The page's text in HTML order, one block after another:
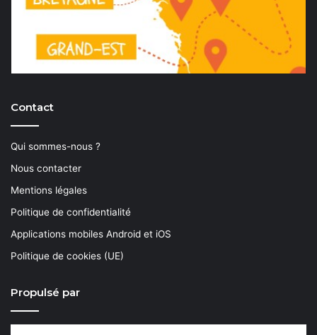
Contact
Qui sommes-nous ?
Nous contacter
Mentions légales
Politique de confidentialité
Applications mobiles Android et iOS
Politique de cookies (UE)
Propulsé par